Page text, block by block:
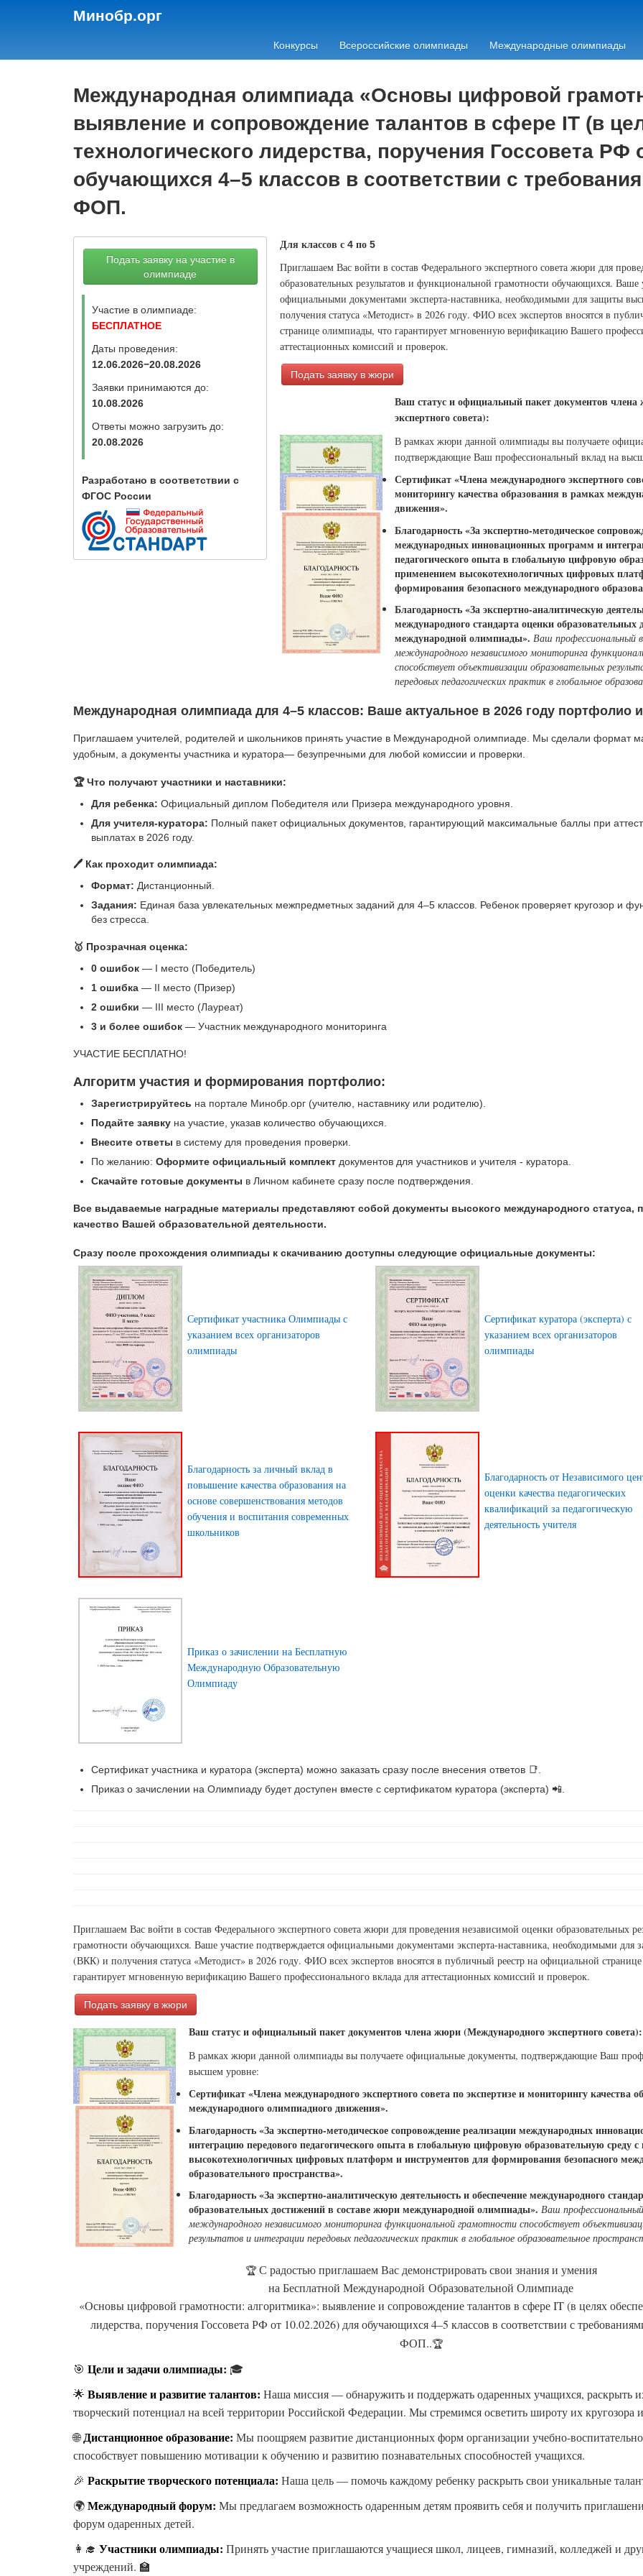
Минобр.орг
Конкурсы Всероссийские олимпиады Международные олимпиады
Международная олимпиада «Основы цифровой
выявление и сопровождение талантов в сфере IT (в
технологического лидерства, поручения Госсовета РФ
обучающихся 4–5 классов в соответствии с
ФОП.
Подать заявку на участие в
олимпиаде
Участие в олимпиаде:
БЕСПЛАТНОЕ
Даты проведения:
12.06.2026−20.08.2026
Заявки принимаются до:
10.08.2026
Ответы можно загрузить до:
20.08.2026
Разработано в соответствии с
ФГОС России
Для классов с 4по 5
Приглашаем Вас войти в состав Федерального экспертного совета жюри для
образовательных результатов и функциональной грамотности обучающихся. Ваше
официальными документами эксперта-наставника, необходимыми для защиты
получения статуса «Методист» в 2026 году. ФИО всех экспертов вносятся в
странице олимпиады, что гарантирует мгновенную верификацию Вашего
аттестационных комиссий и проверок.
Подать заявку в жюри
Ваш статус и официальный пакет документов
экспертного совета):
В рамках жюри данной олимпиады вы получаете
подтверждающие Ваш профессиональный вклад на
Сертификат «Члена международного экспертного
мониторингу качества образования в рамках
движения».
Благодарность «За экспертно-методическое
международных инновационных программ и
педагогического опыта в глобальную цифровую
применением высокотехнологичных цифровых
формирования безопасного международного
Благодарность «За экспертно-аналитическую
международного стандарта оценки
международной олимпиады». Ваш профессиональный
международного независимого мониторинга
способствует объективизации образовательных
передовых педагогических практик в глобальное
Международная олимпиада для 4–5 классов: Ваше актуальное в 2026 году портфолио
Приглашаем учителей, родителей и школьников принять участие в Международной олимпиаде. Мы сделали формат
удобным, а документы участника и куратора— безупречными для любой комиссии и проверки.
🏆 Что получают участники и наставники:
Для ребенка: Официальный диплом Победителя или Призера международного уровня.
Для учителя-куратора: Полный пакет официальных документов, гарантирующий максимальные баллы при
выплатах в 2026 году.
🖊️ Как проходит олимпиада:
Формат: Дистанционный.
Задания: Единая база увлекательных межпредметных заданий для 4–5 классов. Ребенок проверяет кругозор и
без стресса.
🥇 Прозрачная оценка:
0 ошибок— I место (Победитель)
1 ошибка— II место (Призер)
2 ошибки — III место (Лауреат)
3 и более ошибок— Участник международного мониторинга
УЧАСТИЕ БЕСПЛАТНО!
Алгоритм участия и формирования портфолио:
Зарегистрируйтесь на портале Минобр.орг (учителю, наставнику или родителю).
Подайте заявкуна участие, указав количество обучающихся.
Внесите ответы в систему для проведения проверки.
По желанию: Оформите официальный комплектдокументов для участников и учителя - куратора.
Скачайте готовые документы в Личном кабинете сразу после подтверждения.
Все выдаваемые наградные материалы представляют собой документы высокого международного статуса,
качество Вашей образовательной деятельности.
Сразу после прохождения олимпиады к скачиванию доступны следующие официальные документы:
Сертификат участника Олимпиады с
указанием всех организаторов
олимпиады
Сертификат куратора (эксперта) с
указанием всех организаторов
олимпиады
Благодарность за личный вклад в
повышение качества образования на
основе совершенствования методов
обучения и воспитания современных
школьников
Благодарность от Независимого
оценки качества педагогических
квалификаций за педагогическую
деятельность учителя
Приказ о зачислении на Бесплатную
Международную Образовательную
Олимпиаду
Сертификат участника и куратора (эксперта) можно заказать сразу после внесения ответов 📑.
Приказ о зачислении на Олимпиаду будет доступен вместе с сертификатом куратора (эксперта) 📲.
Приглашаем Вас войти в состав Федерального экспертного совета жюри для проведения независимой оценки образовательных
грамотности обучающихся. Ваше участие подтверждается официальными документами эксперта-наставника, необходимыми для
(ВКК) и получения статуса «Методист» в 2026 году. ФИО всех экспертов вносятся в публичный реестр на официальной
гарантирует мгновенную верификацию Вашего профессионального вклада для аттестационных комиссий и проверок.
Подать заявку в жюри
Ваш статус и официальный пакет документов члена жюри (Международного экспертного совета):
В рамках жюри данной олимпиады вы получаете официальные документы, подтверждающие Ваш
высшем уровне:
Сертификат «Члена международного экспертного совета по экспертизе и мониторингу качества
международного олимпиадного движения».
Благодарность «За экспертно-методическое сопровождение реализации международных
интеграцию передового педагогического опыта в глобальную цифровую образовательную среду
высокотехнологичных цифровых платформ и инструментов для формирования безопасного
образовательного пространства».
Благодарность «За экспертно-аналитическую деятельность и обеспечение международного
образовательных достижений в составе жюри международной олимпиады». Ваш
международного независимого мониторинга функциональной грамотности способствует
результатов и интеграции передовых педагогических практик в глобальное образовательное
🏆 С радостью приглашаем Вас демонстрировать свои знания и умения
на Бесплатной Международной Образовательной Олимпиаде
«Основы цифровой грамотности: алгоритмика»: выявление и сопровождение талантов в сфере IT (в целях
лидерства, поручения Госсовета РФ от 10.02.2026) для обучающихся 4–5 классов в соответствии с
ФОП..🏆
🎯 Цели и задачи олимпиады: 🎓
🌟 Выявление и развитие талантов: Наша миссия — обнаружить и поддержать одаренных учащихся, раскрыть
творческий потенциал на всей территории Российской Федерации. Мы стремимся осветить широту их кругозора
🌐Дистанционное образование: Мы поощряем развитие дистанционных форм организации учебно-
способствует повышению мотивации к обучению и развитию познавательных способностей учащихся.
🎉 Раскрытие творческого потенциала: Наша цель — помочь каждому ребенку раскрыть свои уникальные
🌍Международный форум: Мы предлагаем возможность одаренным детям проявить себя и получить
форум одаренных детей.
👩‍🎓 Участники олимпиады: Принять участие приглашаются учащиеся школ, лицеев, гимназий, колледжей и
учреждений. 🏫